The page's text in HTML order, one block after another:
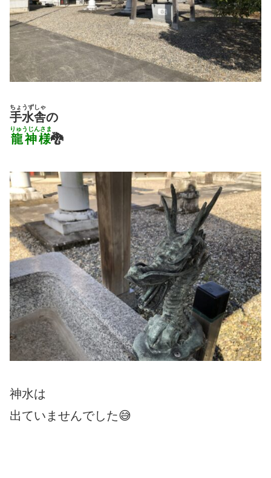
手水舎
ちょうずしゃ
の
龍神様
りゅうじんさま
🐉
神水は
出ていませんでした😅